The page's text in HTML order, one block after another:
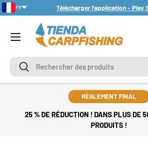
ALLER AU CONTENU
Télécharger l'application - Play
Rechercher
Rechercher
RÈGLEMENT FINAL
25 % DE RÉDUCTION ! DANS PLUS DE
PRODUITS !
FR